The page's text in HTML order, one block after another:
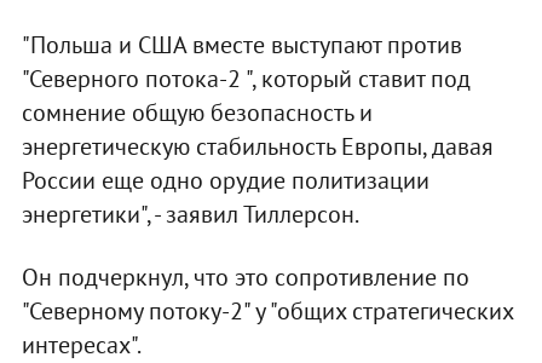
"Польша и США вместе выступают против
"Северного потока-2 ", который ставит под
сомнение общую безопасность и
энергетическую стабильность Европы, давая
России еще одно орудие политизации
энергетики", - заявил Тиллерсон.
Он подчеркнул, что это сопротивление по
"Северному потоку-2" у "общих стратегических
интересах".